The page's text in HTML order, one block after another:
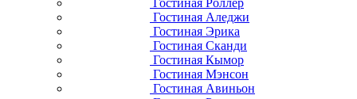
Гостиная Аледжи
Гостиная Эрика
Гостиная Сканди
Гостиная Кымор
Гостиная Мэнсон
Гостиная Авиньон